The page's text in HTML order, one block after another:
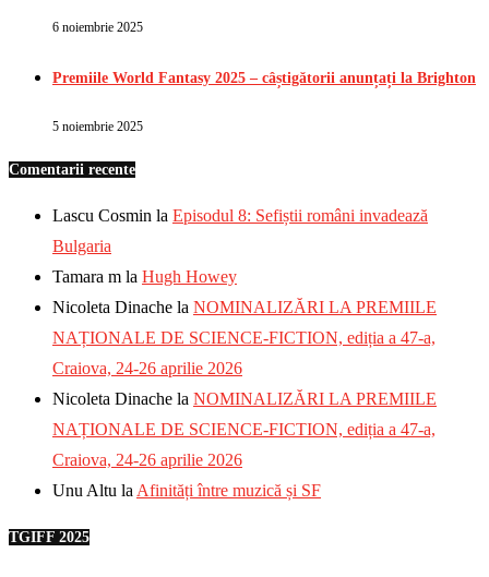
6 noiembrie 2025
Premiile World Fantasy 2025 – câștigătorii anunțați la Brighton
5 noiembrie 2025
Comentarii recente
Lascu Cosmin la Episodul 8: Sefiștii români invadează
Bulgaria
Tamara m la Hugh Howey
Nicoleta Dinache la NOMINALIZĂRI LA PREMIILE
NAȚIONALE DE SCIENCE-FICTION, ediția a 47-a,
Craiova, 24-26 aprilie 2026
Nicoleta Dinache la NOMINALIZĂRI LA PREMIILE
NAȚIONALE DE SCIENCE-FICTION, ediția a 47-a,
Craiova, 24-26 aprilie 2026
Unu Altu la Afinități între muzică și SF
TGIFF 2025